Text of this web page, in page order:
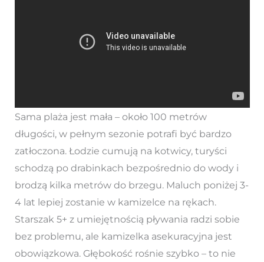
Sama plaża jest mała – około 100 metrów
długości, w pełnym sezonie potrafi być bardzo
zatłoczona. Łodzie cumują na kotwicy, turyści
schodzą po drabinkach bezpośrednio do wody i
brodzą kilka metrów do brzegu. Maluch poniżej 3-
4 lat lepiej zostanie w kamizelce na rękach.
Starszak 5+ z umiejętnością pływania radzi sobie
bez problemu, ale kamizelka asekuracyjna jest
obowiązkowa. Głębokość rośnie szybko – to nie